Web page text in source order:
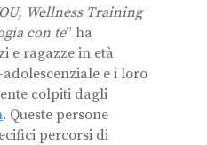
Wellness Training
con te” ha
e ragazze in età
e i loro
colpiti dagli
. Queste persone
percorsi di